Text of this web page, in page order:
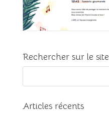
Rechercher sur le site
Articles récents